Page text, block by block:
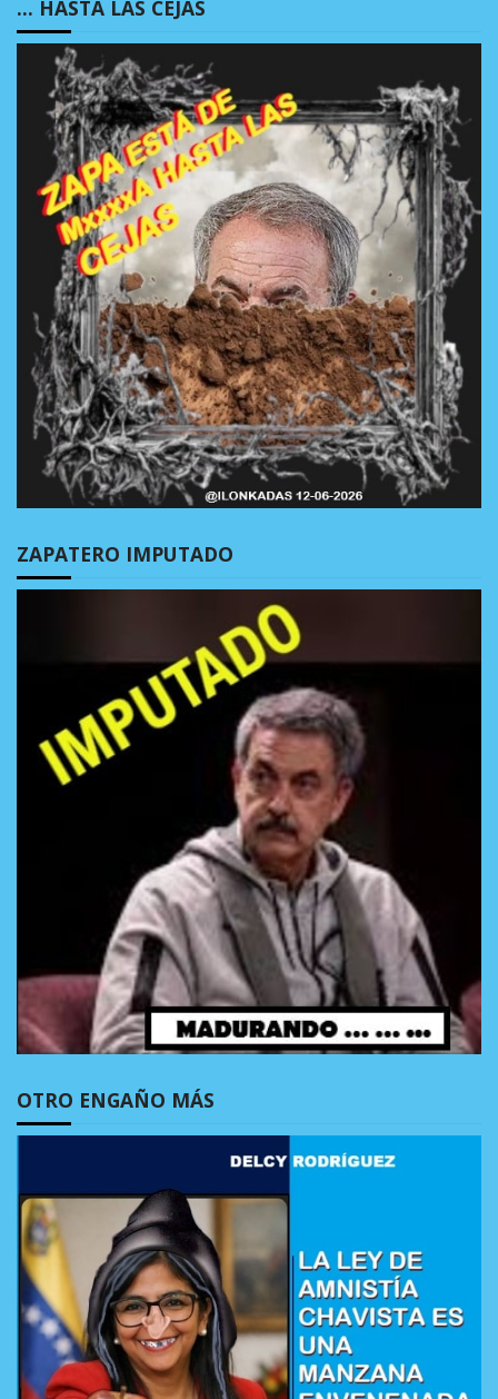
… HASTA LAS CEJAS
ZAPATERO IMPUTADO
OTRO ENGAÑO MÁS